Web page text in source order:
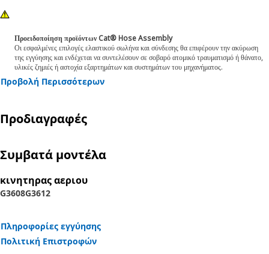
Προειδοποίηση προϊόντων Cat® Hose Assembly
Οι εσφαλμένες επιλογές ελαστικού σωλήνα και σύνδεσης θα επιφέρουν την ακύρωση
της εγγύησης και ενδέχεται να συντελέσουν σε σοβαρό ατομικό τραυματισμό ή θάνατο,
υλικές ζημιές ή αστοχία εξαρτημάτων και συστημάτων του μηχανήματος.
Προβολή Περισσότερων
Προδιαγραφές
Συμβατά μοντέλα
κινητηρας αεριου
G3608G3612
Πληροφορίες εγγύησης
Πολιτική Επιστροφών